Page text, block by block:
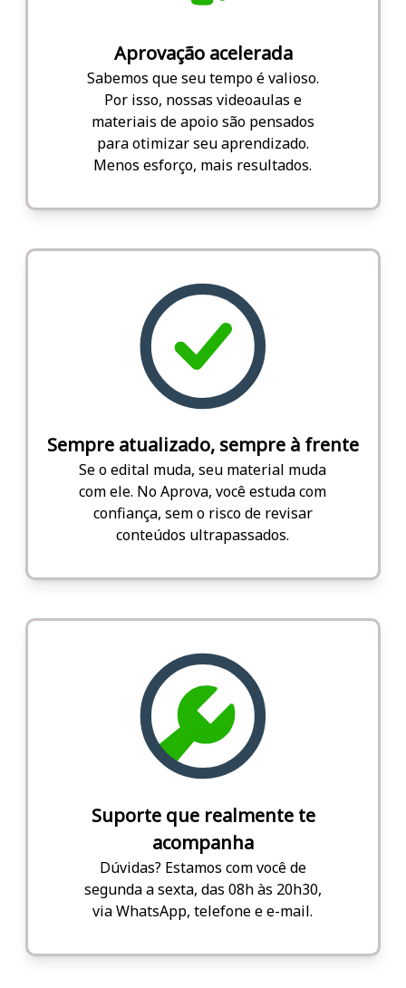
Aprovação acelerada
Sabemos que seu tempo é valioso.
Por isso, nossas videoaulas e
materiais de apoio são pensados
para otimizar seu aprendizado.
Menos esforço, mais resultados.
Sempre atualizado, sempre à frente
Se o edital muda, seu material muda
com ele. No Aprova, você estuda com
confiança, sem o risco de revisar
conteúdos ultrapassados.
Suporte que realmente te
acompanha
Dúvidas? Estamos com você de
segunda a sexta, das 08h às 20h30,
via WhatsApp, telefone e e-mail.